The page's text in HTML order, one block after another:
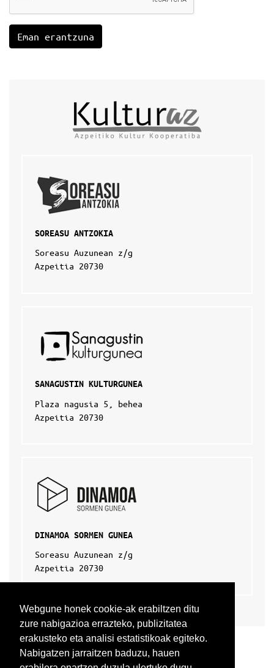
Webgune honek cookie-ak erabiltzen ditu
zure nabigazioa errazteko, publizitatea
erakusteko eta analisi estatistikoak egiteko.
Nabigatzen jarraitzen baduzu, hauen
SOREASU ANTZOKIA
Soreasu Auzunean z/g
Azpeitia 20730
SANAGUSTIN KULTURGUNEA
Plaza nagusia 5, behea
Azpeitia 20730
DINAMOA SORMEN GUNEA
Soreasu Auzunean z/g
Azpeitia 20730